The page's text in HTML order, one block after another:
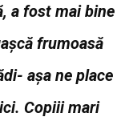
a fost mai bine
frumoasă
aşa ne place
Copiii mari